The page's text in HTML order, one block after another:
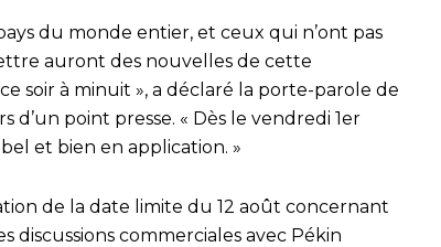
du monde entier, et ceux qui n’ont pas
auront des nouvelles de cette
soir à minuit », a déclaré la porte-parole de
d’un point presse. « Dès le vendredi 1er
et bien en application. »
de la date limite du 12 août concernant
discussions commerciales avec Pékin